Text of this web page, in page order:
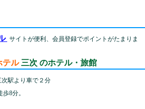
サイトが便利、会員登録でポイントがたまりま
テル三次 のホテル・旅館
より車で２分
8分。